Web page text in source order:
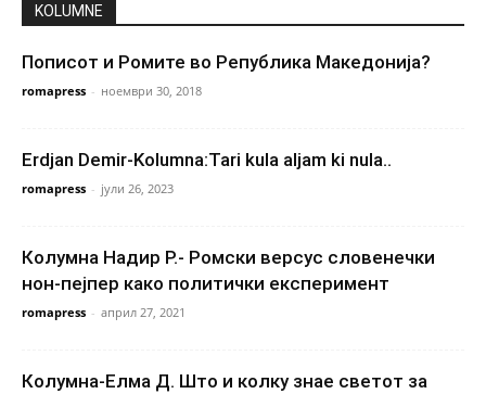
KOLUMNE
Пописот и Ромите во Република Македонија?
romapress - ноември 30, 2018
Erdjan Demir-Kolumna:Tari kula aljam ki nula..
romapress - јули 26, 2023
Колумна Надир Р.- Ромски версус словенечки
нон-пејпер како политички експеримент
romapress - април 27, 2021
Колумна-Елма Д. Што и колку знае светот за